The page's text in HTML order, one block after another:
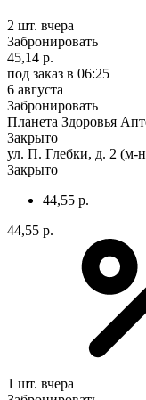
2 шт. вчера
Забронировать
45,14 р.
под заказ в 06:25
6 августа
Забронировать
Планета Здоровья
Закрыто
ул. П. Глебки, д. 2 (м-
Закрыто
44,55 р.
44,55 р.
1 шт. вчера